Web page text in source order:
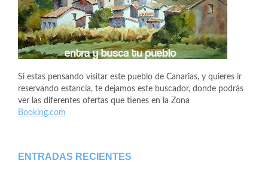
Si estas pensando visitar este pueblo de Canarias, y quieres ir
reservando estancia, te dejamos este buscador, donde podrás
ver las diferentes ofertas que tienes en la Zona
Booking.com
ENTRADAS RECIENTES